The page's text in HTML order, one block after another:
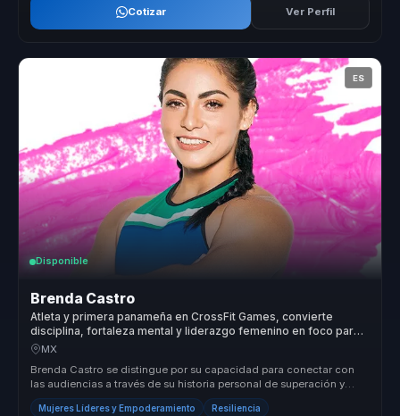
Cotizar Ver Perfil
ES
Disponible
Brenda Castro
Atleta y primera panameña en CrossFit Games, convierte
disciplina, fortaleza mental y liderazgo femenino en foco para
equipos.
MX
Brenda Castro se distingue por su capacidad para conectar con
las audiencias a través de su historia personal de superación y
éxito en el...
Mujeres Líderes y Empoderamiento Resiliencia